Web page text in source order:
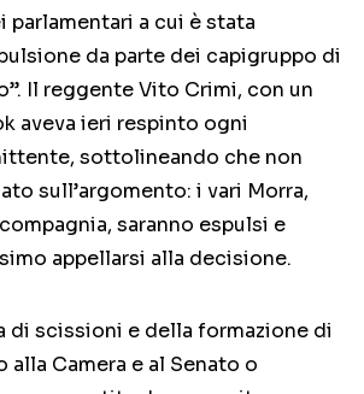
a cui è stata
da parte dei capigruppo di
Il reggente Vito Crimi, con un
aveva ieri respinto ogni
sottolineando che non
sull’argomento: i vari Morra,
saranno espulsi e
appellarsi alla decisione.
di scissioni e della formazione di
alla Camera e al Senato o